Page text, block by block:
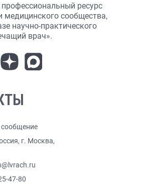
ресурс
медицинского сообщества,
научно-практического
врач».
г. Москва,
47-80